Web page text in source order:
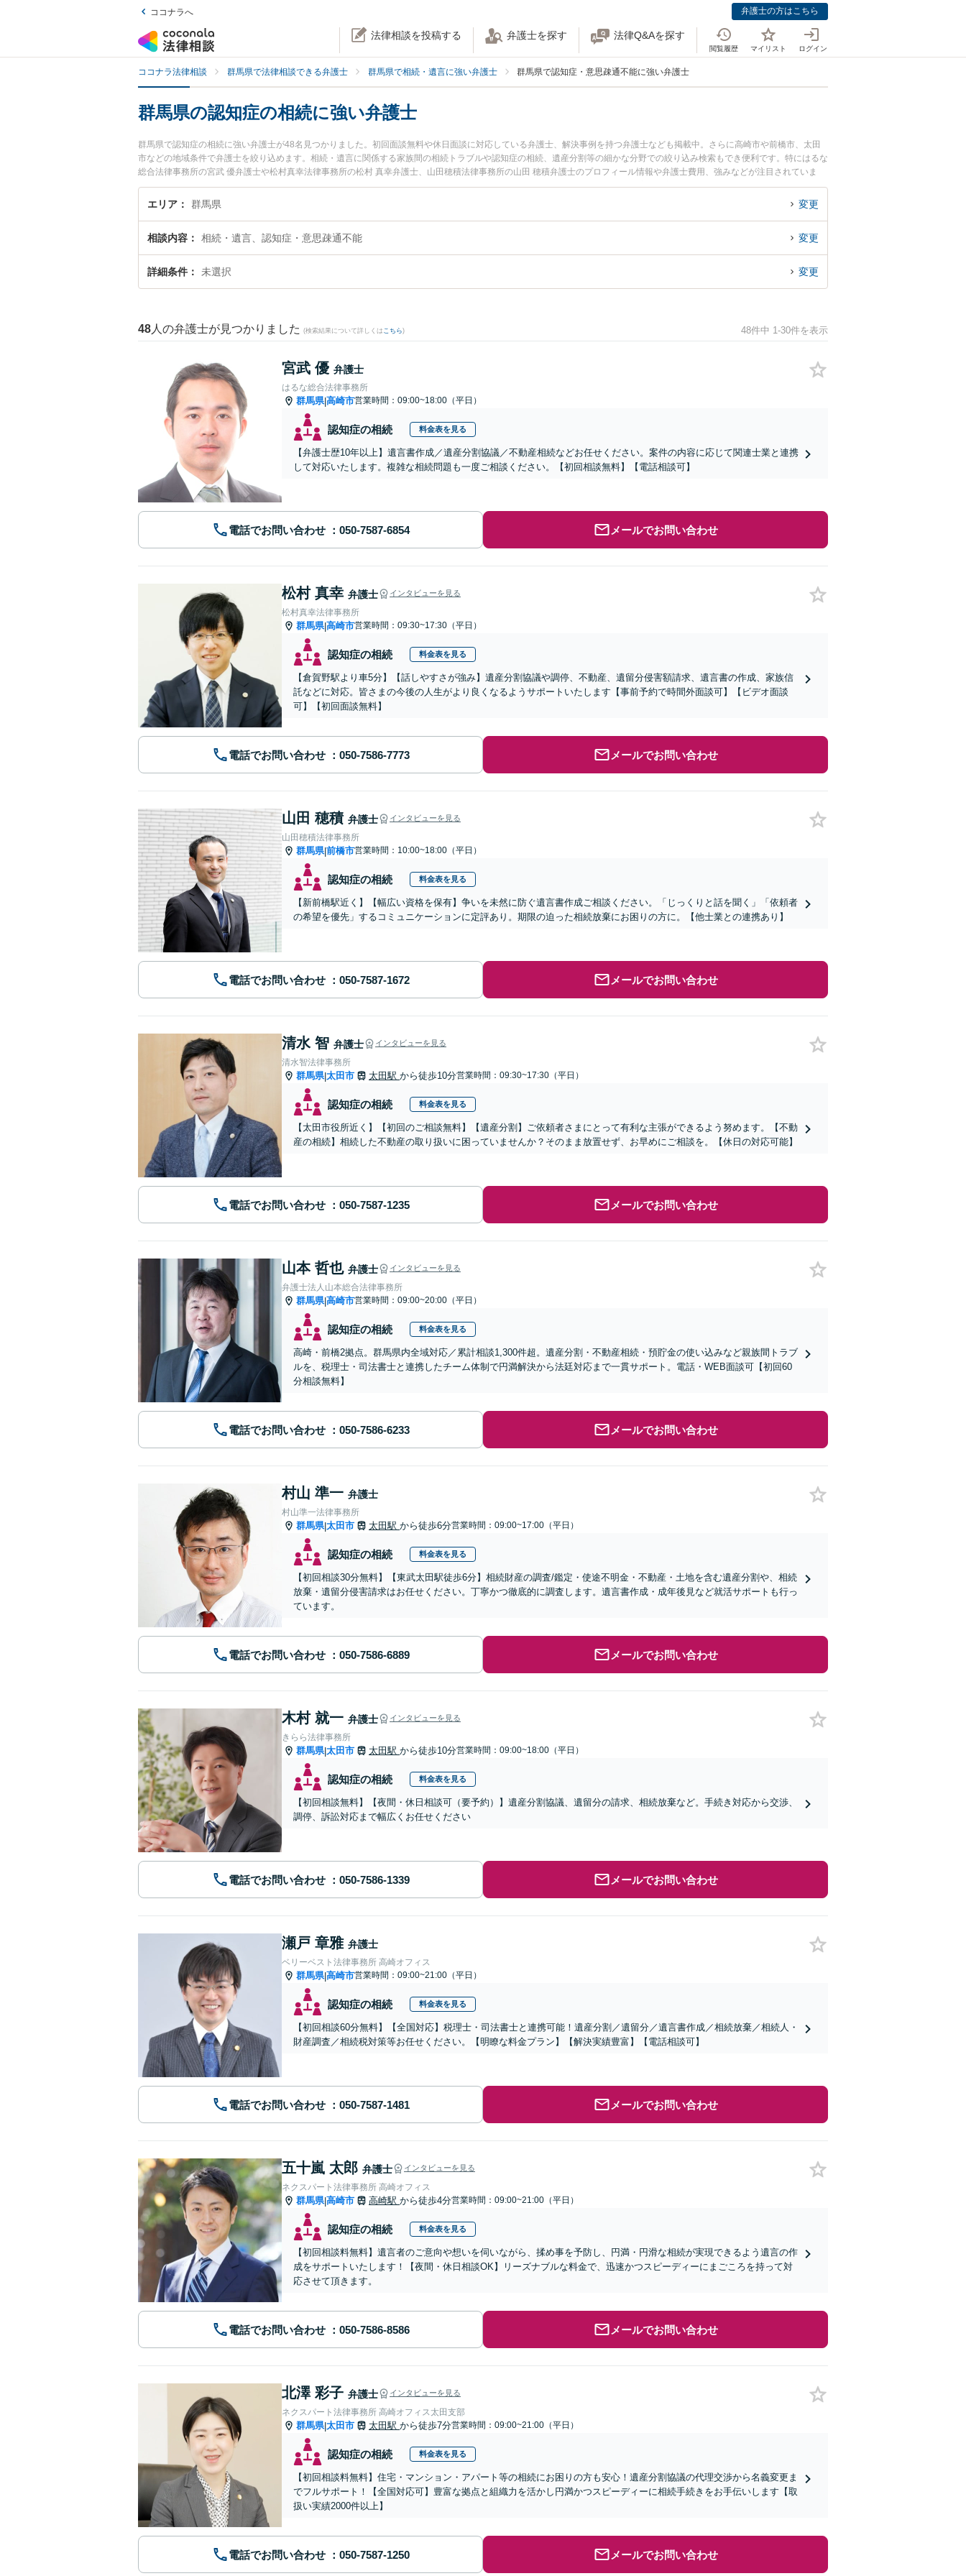
ココナラへ 弁護士の方はこちら
法律相談を投稿する 弁護士を探す 法律Q&Aを探す
閲覧履歴 マイリスト ログイン
ココナラ法律相談 群馬県で法律相談できる弁護士 群馬県で相続・遺言に強い弁護士 群馬県で認知症・意思疎通不能に強い弁護士
群馬県の認知症の相続に強い弁護士
群馬県で認知症の相続に強い弁護士が48名見つかりました。初回面談無料や休日面談に対応している弁護士、解決事例を持つ弁護士なども掲載中。さらに高崎市や前橋市、太田
市などの地域条件で弁護士を絞り込めます。相続・遺言に関係する家族間の相続トラブルや認知症の相続、遺産分割等の細かな分野での絞り込み検索もでき便利です。特にはるな
総合法律事務所の宮武 優弁護士や松村真幸法律事務所の松村 真幸弁護士、山田穂積法律事務所の山田 穂積弁護士のプロフィール情報や弁護士費用、強みなどが注目されていま
す。『群馬県で土日や夜間に発生した認知症の相続のトラブルを今すぐに弁護士に相談したい』『認知症の相続のトラブル解決の実績豊富な近くの弁護士を検索したい』『初回相
談無料で認知症の相続を法律相談できる群馬県内の弁護士に相談予約したい』などでお困りの相談者さんにおすすめです。
エリア 群馬県 変更
相談内容 相続・遺言、認知症・意思疎通不能 変更
詳細条件 未選択 変更
48 人の弁護士が見つかりました (検索結果について詳しくは こちら) 48件中 1-30件を表示
宮武 優 弁護士
はるな総合法律事務所
群馬県|高崎市営業時間：09:00~18:00（平日）
認知症の相続 料金表を見る
【弁護士歴10年以上】遺言書作成／遺産分割協議／不動産相続などお任せください。案件の内容に応じて関連士業と連携
して対応いたします。複雑な相続問題も一度ご相談ください。【初回相談無料】【電話相談可】
電話でお問い合わせ メールでお問い合わせ
松村 真幸 弁護士 インタビューを見る
松村真幸法律事務所
群馬県|高崎市営業時間：09:30~17:30（平日）
認知症の相続 料金表を見る
【倉賀野駅より車5分】【話しやすさが強み】遺産分割協議や調停、不動産、遺留分侵害額請求、遺言書の作成、家族信
託などに対応。皆さまの今後の人生がより良くなるようサポートいたします【事前予約で時間外面談可】【ビデオ面談
可】【初回面談無料】
電話でお問い合わせ メールでお問い合わせ
山田 穂積 弁護士 インタビューを見る
山田穂積法律事務所
群馬県|前橋市営業時間：10:00~18:00（平日）
認知症の相続 料金表を見る
【新前橋駅近く】【幅広い資格を保有】争いを未然に防ぐ遺言書作成ご相談ください。「じっくりと話を聞く」「依頼者
の希望を優先」するコミュニケーションに定評あり。期限の迫った相続放棄にお困りの方に。【他士業との連携あり】
電話でお問い合わせ メールでお問い合わせ
清水 智 弁護士 インタビューを見る
清水智法律事務所
群馬県|太田市 太田駅 から徒歩10分営業時間：09:30~17:30（平日）
認知症の相続 料金表を見る
【太田市役所近く】【初回のご相談無料】【遺産分割】ご依頼者さまにとって有利な主張ができるよう努めます。【不動
産の相続】相続した不動産の取り扱いに困っていませんか？そのまま放置せず、お早めにご相談を。【休日の対応可能】
電話でお問い合わせ メールでお問い合わせ
山本 哲也 弁護士 インタビューを見る
弁護士法人山本総合法律事務所
群馬県|高崎市営業時間：09:00~20:00（平日）
認知症の相続 料金表を見る
高崎・前橋2拠点。群馬県内全域対応／累計相談1,300件超。遺産分割・不動産相続・預貯金の使い込みなど親族間トラブ
ルを、税理士・司法書士と連携したチーム体制で円満解決から法廷対応まで一貫サポート。電話・WEB面談可【初回60
分相談無料】
電話でお問い合わせ メールでお問い合わせ
村山 準一 弁護士
村山準一法律事務所
群馬県|太田市 太田駅 から徒歩6分営業時間：09:00~17:00（平日）
認知症の相続 料金表を見る
【初回相談30分無料】【東武太田駅徒歩6分】相続財産の調査/鑑定・使途不明金・不動産・土地を含む遺産分割や、相続
放棄・遺留分侵害請求はお任せください。丁寧かつ徹底的に調査します。遺言書作成・成年後見など就活サポートも行っ
ています。
電話でお問い合わせ メールでお問い合わせ
木村 就一 弁護士 インタビューを見る
きらら法律事務所
群馬県|太田市 太田駅 から徒歩10分営業時間：09:00~18:00（平日）
認知症の相続 料金表を見る
【初回相談無料】【夜間・休日相談可（要予約）】遺産分割協議、遺留分の請求、相続放棄など。手続き対応から交渉、
調停、訴訟対応まで幅広くお任せください
電話でお問い合わせ メールでお問い合わせ
瀬戸 章雅 弁護士
ベリーベスト法律事務所 高崎オフィス
群馬県|高崎市営業時間：09:00~21:00（平日）
認知症の相続 料金表を見る
【初回相談60分無料】【全国対応】税理士・司法書士と連携可能！遺産分割／遺留分／遺言書作成／相続放棄／相続人・
財産調査／相続税対策等お任せください。【明瞭な料金プラン】【解決実績豊富】【電話相談可】
電話でお問い合わせ メールでお問い合わせ
五十嵐 太郎 弁護士 インタビューを見る
ネクスパート法律事務所 高崎オフィス
群馬県|高崎市 高崎駅 から徒歩4分営業時間：09:00~21:00（平日）
認知症の相続 料金表を見る
【初回相談料無料】遺言者のご意向や想いを伺いながら、揉め事を予防し、円満・円滑な相続が実現できるよう遺言の作
成をサポートいたします！【夜間・休日相談OK】リーズナブルな料金で、迅速かつスピーディーにまごころを持って対
応させて頂きます。
電話でお問い合わせ メールでお問い合わせ
北澤 彩子 弁護士 インタビューを見る
ネクスパート法律事務所 高崎オフィス太田支部
群馬県|太田市 太田駅 から徒歩7分営業時間：09:00~21:00（平日）
認知症の相続 料金表を見る
【初回相談料無料】住宅・マンション・アパート等の相続にお困りの方も安心！遺産分割協議の代理交渉から名義変更ま
でフルサポート！【全国対応可】豊富な拠点と組織力を活かし円満かつスピーディーに相続手続きをお手伝いします【取
扱い実績2000件以上】
電話でお問い合わせ メールでお問い合わせ